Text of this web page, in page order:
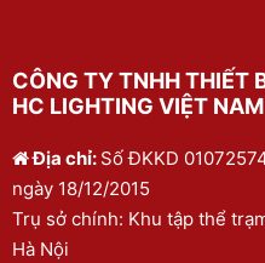
CÔNG TY TNHH THIẾT
HC LIGHTING VIỆT NAM
Địa chỉ: Số ĐKKD
ngày 18/12/2015
Trụ sở chính: Khu tập thể
Hà Nội